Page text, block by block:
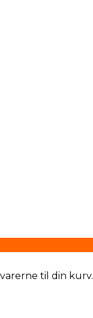
til din kurv.